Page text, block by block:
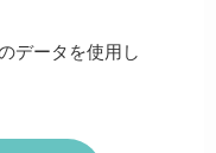
データを使用し